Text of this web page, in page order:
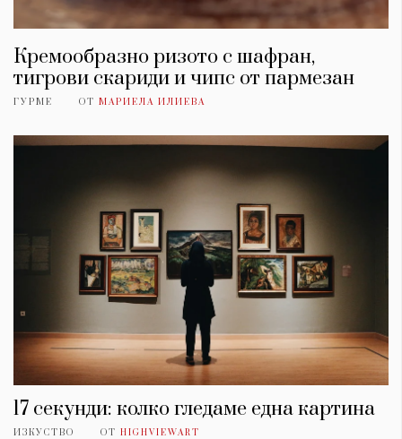
Кремообразно ризото с шафран,
тигрови скариди и чипс от пармезан
ГУРМЕ ОТ МАРИЕЛА ИЛИЕВА
17 секунди: колко гледаме една картина
ИЗКУСТВО ОТ HIGHVIEWART